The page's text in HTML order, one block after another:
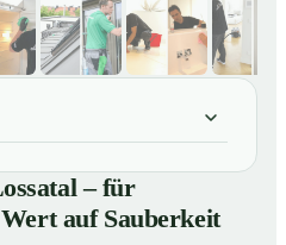
– für Privathaushalte, die
– für
auf Sauberkeit